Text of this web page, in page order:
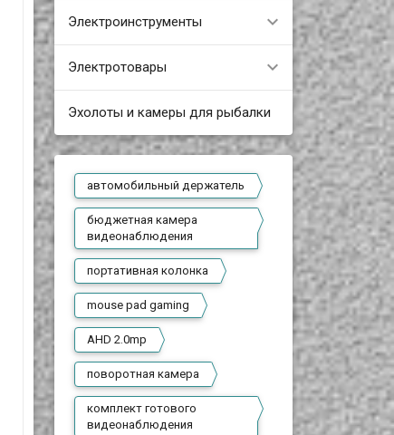
Электроинструменты
Электротовары
Эхолоты и камеры для рыбалки
автомобильный держатель
бюджетная камера
видеонаблюдения
портативная колонка
mouse pad gaming
AHD 2.0mp
поворотная камера
комплект готового
видеонаблюдения